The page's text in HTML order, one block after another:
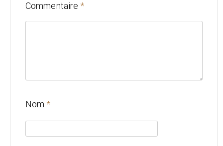
Commentaire *
Nom *